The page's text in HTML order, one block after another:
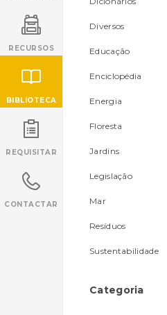
RECURSOS
BIBLIOTECA
REQUISITAR
CONTACTAR
Diversos
Educação
Enciclopédia
Energia
Floresta
Jardins
Legislação
Mar
Resíduos
Sustentabilidade
Categoria